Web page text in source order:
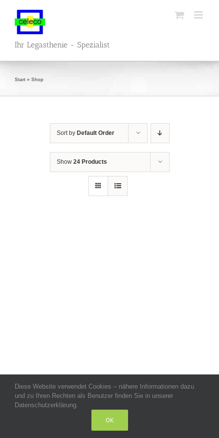
content
Ihr Legasthenie - Spezialist
Start » Shop
Sort by Default Order
Show 24 Products
Allgemeine Geschäftsbedingungen -Impressum-Datenschutz-
Kontakt- Copyright celeco®
LinkedIn
Diese Website verwendet Cookies – nähere Informationen dazu
und zu Ihren Rechten als Benutzer finden Sie in unserer
Datenschutzerklärung.
OK